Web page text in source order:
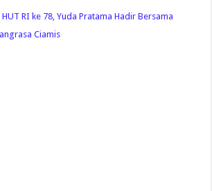
RI ke 78, Yuda Pratama Hadir Bersama
Ciamis